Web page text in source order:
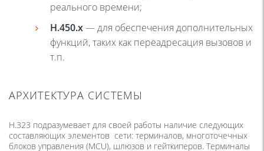
реального времени;
H.450.x— для обеспечения дополнительных
функций, таких как переадресация вызовов и
т.п.
АРХИТЕКТУРА СИСТЕМЫ
H.323 подразумевает для своей работы наличие следующих
составляющих элементов сети: терминалов, многоточечных
блоков управления (MCU), шлюзов и гейткиперов. Терминалы